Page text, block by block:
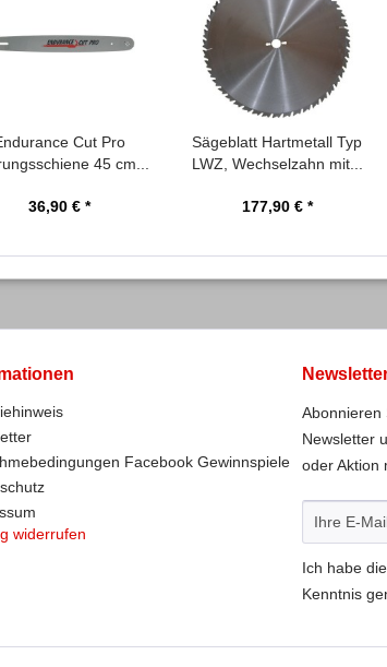
Cut Pro
45 cm...
36,90 € *
Sägeblatt Hartmetall Typ
LWZ, Wechselzahn mit...
177,90 € *
Facebook Gewinnspiele
widerrufen
Abonnieren
Newsletter
oder Aktion
Ich habe die
Kenntnis